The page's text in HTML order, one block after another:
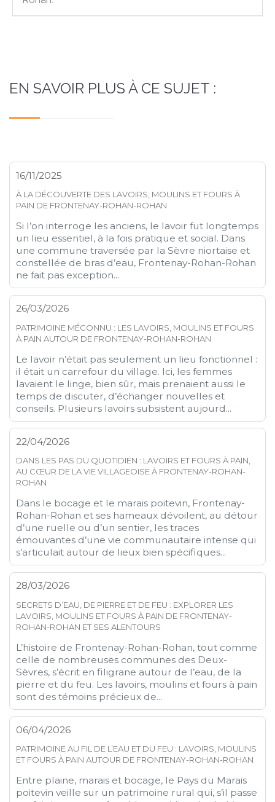
EN SAVOIR PLUS À CE SUJET :
16/11/2025
À LA DÉCOUVERTE DES LAVOIRS, MOULINS ET FOURS À
PAIN DE FRONTENAY-ROHAN-ROHAN
Si l’on interroge les anciens, le lavoir fut longtemps
un lieu essentiel, à la fois pratique et social. Dans
une commune traversée par la Sèvre niortaise et
constellée de bras d’eau, Frontenay-Rohan-Rohan
ne fait pas exception...
26/03/2026
PATRIMOINE MÉCONNU : LES LAVOIRS, MOULINS ET FOURS
À PAIN AUTOUR DE FRONTENAY-ROHAN-ROHAN
Le lavoir n’était pas seulement un lieu fonctionnel :
il était un carrefour du village. Ici, les femmes
lavaient le linge, bien sûr, mais prenaient aussi le
temps de discuter, d’échanger nouvelles et
conseils. Plusieurs lavoirs subsistent aujourd...
22/04/2026
DANS LES PAS DU QUOTIDIEN : LAVOIRS ET FOURS À PAIN,
AU CŒUR DE LA VIE VILLAGEOISE À FRONTENAY-ROHAN-
ROHAN
Dans le bocage et le marais poitevin, Frontenay-
Rohan-Rohan et ses hameaux dévoilent, au détour
d’une ruelle ou d’un sentier, les traces
émouvantes d’une vie communautaire intense qui
s’articulait autour de lieux bien spécifiques...
28/03/2026
SECRETS D’EAU, DE PIERRE ET DE FEU : EXPLORER LES
LAVOIRS, MOULINS ET FOURS À PAIN DE FRONTENAY-
ROHAN-ROHAN ET SES ALENTOURS
L’histoire de Frontenay-Rohan-Rohan, tout comme
celle de nombreuses communes des Deux-
Sèvres, s’écrit en filigrane autour de l’eau, de la
pierre et du feu. Les lavoirs, moulins et fours à pain
sont des témoins précieux de...
06/04/2026
PATRIMOINE AU FIL DE L’EAU ET DU FEU : LAVOIRS, MOULINS
ET FOURS À PAIN AUTOUR DE FRONTENAY-ROHAN-ROHAN
Entre plaine, marais et bocage, le Pays du Marais
poitevin veille sur un patrimoine rural qui, s’il passe